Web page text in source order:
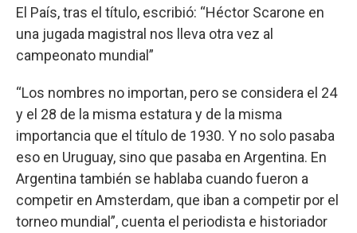
El País, tras el título, escribió: “Héctor Scarone en
una jugada magistral nos lleva otra vez al
campeonato mundial”
“Los nombres no importan, pero se considera el 24
y el 28 de la misma estatura y de la misma
importancia que el título de 1930. Y no solo pasaba
eso en Uruguay, sino que pasaba en Argentina. En
Argentina también se hablaba cuando fueron a
competir en Amsterdam, que iban a competir por el
torneo mundial”, cuenta el periodista e historiador